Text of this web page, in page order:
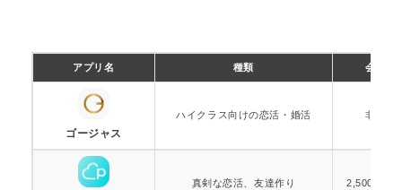
アプリ名 種類 会員数
ゴージャス
ハイクラス向けの恋活・婚活 非公開
真剣な恋活、友達作り 2,500万人